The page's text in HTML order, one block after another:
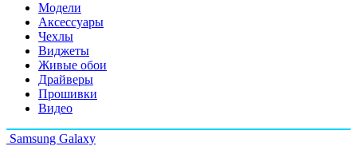
Модели
Аксессуары
Чехлы
Виджеты
Живые обои
Драйверы
Прошивки
Видео
Samsung Galaxy